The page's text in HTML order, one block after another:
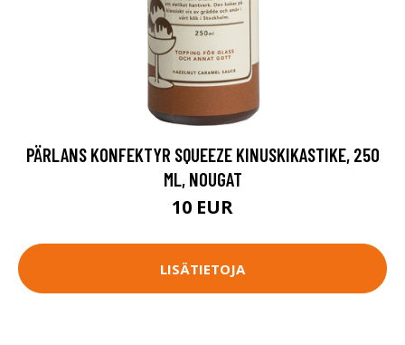
PÄRLANS KONFEKTYR SQUEEZE KINUSKIKASTIKE, 250
ML, NOUGAT
10 EUR
LISÄTIETOJA